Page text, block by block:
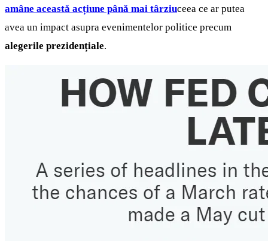
amâne această acțiune până mai târziuceea ce ar putea
avea un impact asupra evenimentelor politice precum
alegerile prezidențiale.